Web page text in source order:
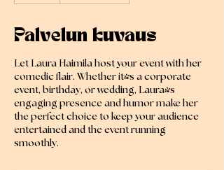
Palvelun kuvaus
Let Laura Haimila host your event with her
comedic flair. Whether it's a corporate
event, birthday, or wedding, Laura's
engaging presence and humor make her
the perfect choice to keep your audience
entertained and the event running
smoothly.